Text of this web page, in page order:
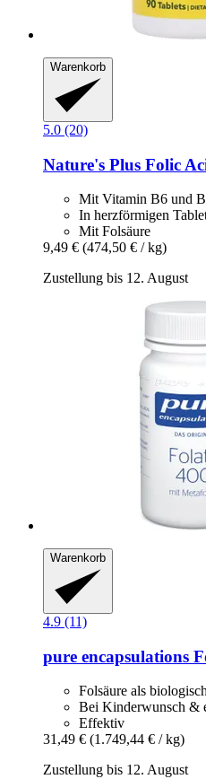
Warenkorb
5.0 (20)
Nature's Plus Folic
Mit Vitamin B6 und
In herzförmigen
Mit Folsäure
9,49 € (474,50 € / kg)
Zustellung bis 12. August
Warenkorb
4.9 (11)
pure encapsulations
Folsäure als
Bei Kinderwunsch &
Effektiv
31,49 € (1.749,44 € / kg)
Zustellung bis 12. August